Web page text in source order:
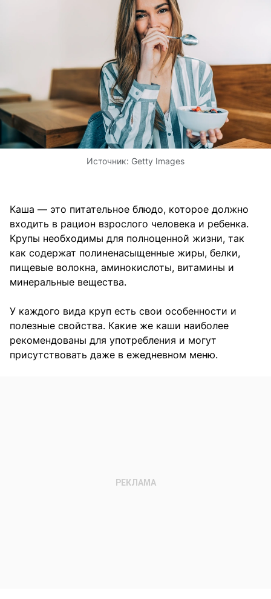
Источник: Getty Images
Каша — это питательное блюдо, которое должно
входить в рацион взрослого человека и ребенка.
Крупы необходимы для полноценной жизни, так
как содержат полиненасыщенные жиры, белки,
пищевые волокна, аминокислоты, витамины и
минеральные вещества.
У каждого вида круп есть свои особенности и
полезные свойства. Какие же каши наиболее
рекомендованы для употребления и могут
присутствовать даже в ежедневном меню.